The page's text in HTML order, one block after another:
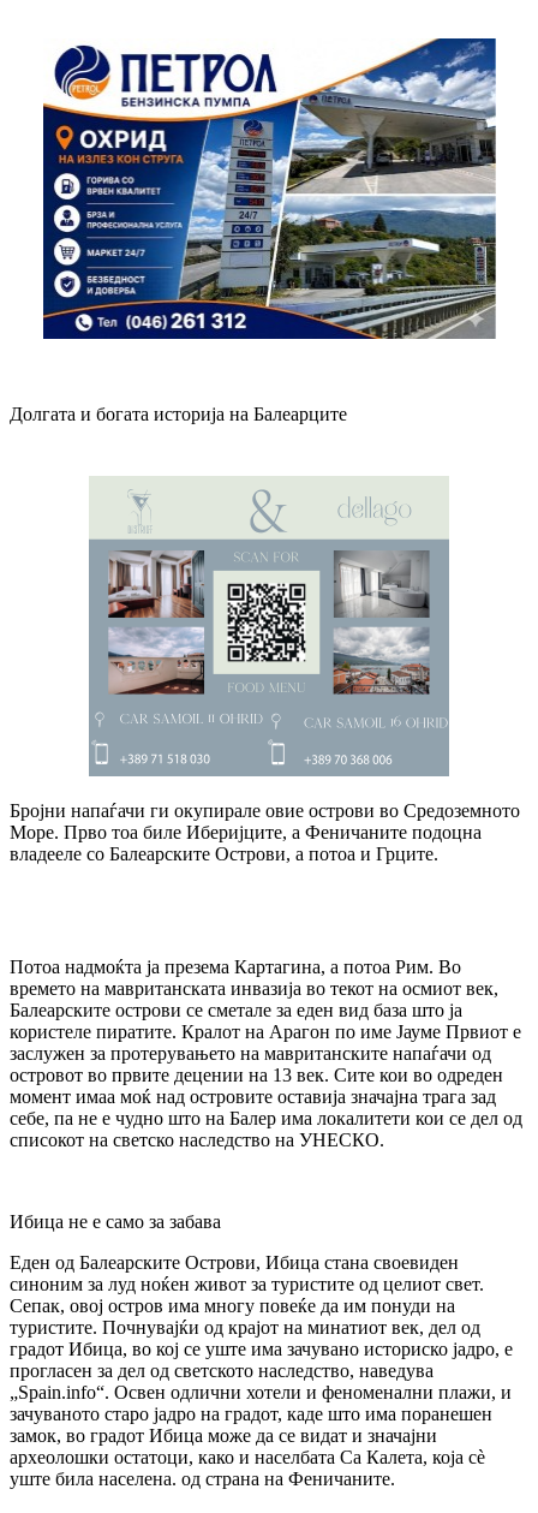
Долгата и богата историја на Балеарците
Бројни напаѓачи ги окупирале овие острови во Средоземното
Море. Прво тоа биле Иберијците, а Феничаните подоцна
владееле со Балеарските Острови, а потоа и Грците.
Потоа надмоќта ја презема Картагина, а потоа Рим. Во
времето на мавританската инвазија во текот на осмиот век,
Балеарските острови се сметале за еден вид база што ја
користеле пиратите. Кралот на Арагон по име Јауме Првиот е
заслужен за протерувањето на мавританските напаѓачи од
островот во првите децении на 13 век. Сите кои во одреден
момент имаа моќ над островите оставија значајна трага зад
себе, па не е чудно што на Балер има локалитети кои се дел од
списокот на светско наследство на УНЕСКО.
Ибица не е само за забава
Еден од Балеарските Острови, Ибица стана своевиден
синоним за луд ноќен живот за туристите од целиот свет.
Сепак, овој остров има многу повеќе да им понуди на
туристите. Почнувајќи од крајот на минатиот век, дел од
градот Ибица, во кој се уште има зачувано историско јадро, е
прогласен за дел од светското наследство, наведува
„Spain.info“. Освен одлични хотели и феноменални плажи, и
зачуваното старо јадро на градот, каде што има поранешен
замок, во градот Ибица може да се видат и значајни
археолошки остатоци, како и населбата Са Калета, која сè
уште била населена. од страна на Феничаните.